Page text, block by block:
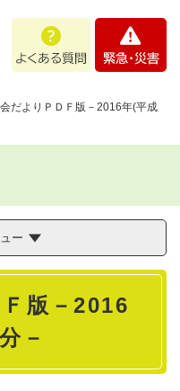
あ
問
・
だよりＰＤＦ版－2016年(平成
ー
版－2016
－